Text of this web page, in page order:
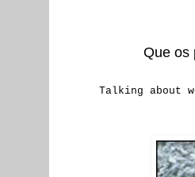
Que os
Talking about